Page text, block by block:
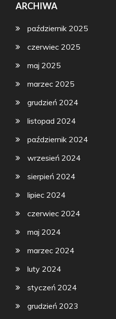
ARCHIWA
październik 2025
czerwiec 2025
maj 2025
marzec 2025
grudzień 2024
listopad 2024
październik 2024
wrzesień 2024
sierpień 2024
lipiec 2024
czerwiec 2024
maj 2024
marzec 2024
luty 2024
styczeń 2024
grudzień 2023